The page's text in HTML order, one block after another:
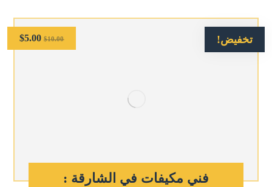
تخفيض!
فني مكيفات في الشارقة :
$10.00
$5.00